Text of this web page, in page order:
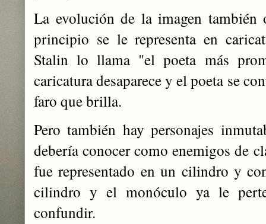
La evolución de la imagen también
principio se le representa en
Stalin lo llama "el poeta más
caricatura desaparece y el poeta se
faro que brilla.
Pero también hay personajes
debería conocer como enemigos de
fue representado en un cilindro y
cilindro y el monóculo ya le
confundir.